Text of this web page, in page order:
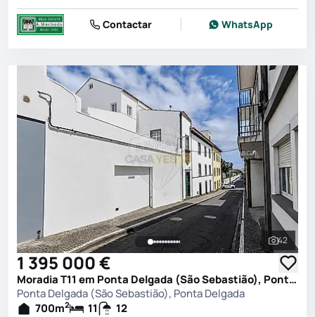
Contactar WhatsApp
Ver
42
1 395 000 €
Moradia T11 em Ponta Delgada (São Sebastião), Ponta Delgada
Ponta Delgada (São Sebastião), Ponta Delgada
700m2 11 12